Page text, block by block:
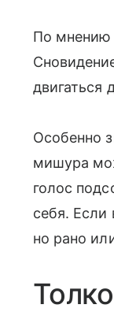
По мнению
двигаться
Особенно
мишура
голос
себя. Если
но рано